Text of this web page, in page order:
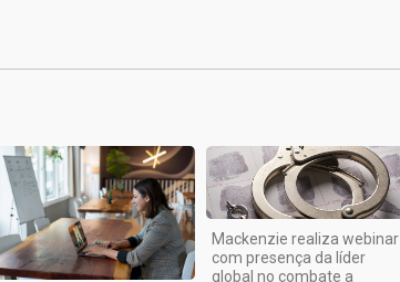
Mackenzie realiza webinar
com presença da líder
global no combate a